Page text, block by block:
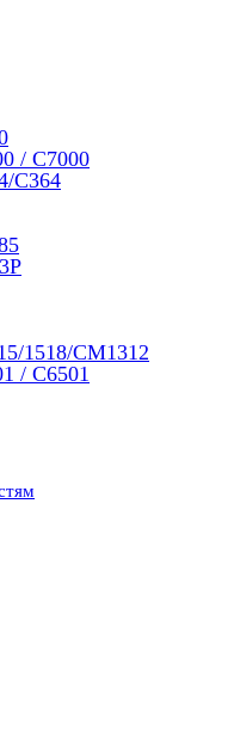
/ C7000
С364
1518/CM1312
/ С6501